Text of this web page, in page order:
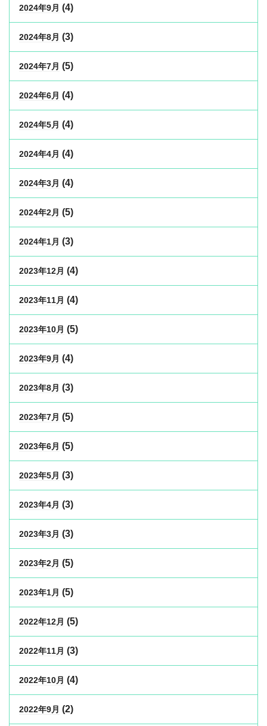
2024年9月 (4)
2024年8月 (3)
2024年7月 (5)
2024年6月 (4)
2024年5月 (4)
2024年4月 (4)
2024年3月 (4)
2024年2月 (5)
2024年1月 (3)
2023年12月 (4)
2023年11月 (4)
2023年10月 (5)
2023年9月 (4)
2023年8月 (3)
2023年7月 (5)
2023年6月 (5)
2023年5月 (3)
2023年4月 (3)
2023年3月 (3)
2023年2月 (5)
2023年1月 (5)
2022年12月 (5)
2022年11月 (3)
2022年10月 (4)
2022年9月 (2)